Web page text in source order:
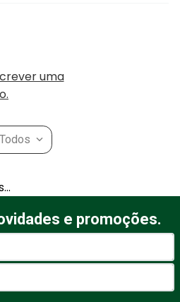
uma
Todos
e promoções.